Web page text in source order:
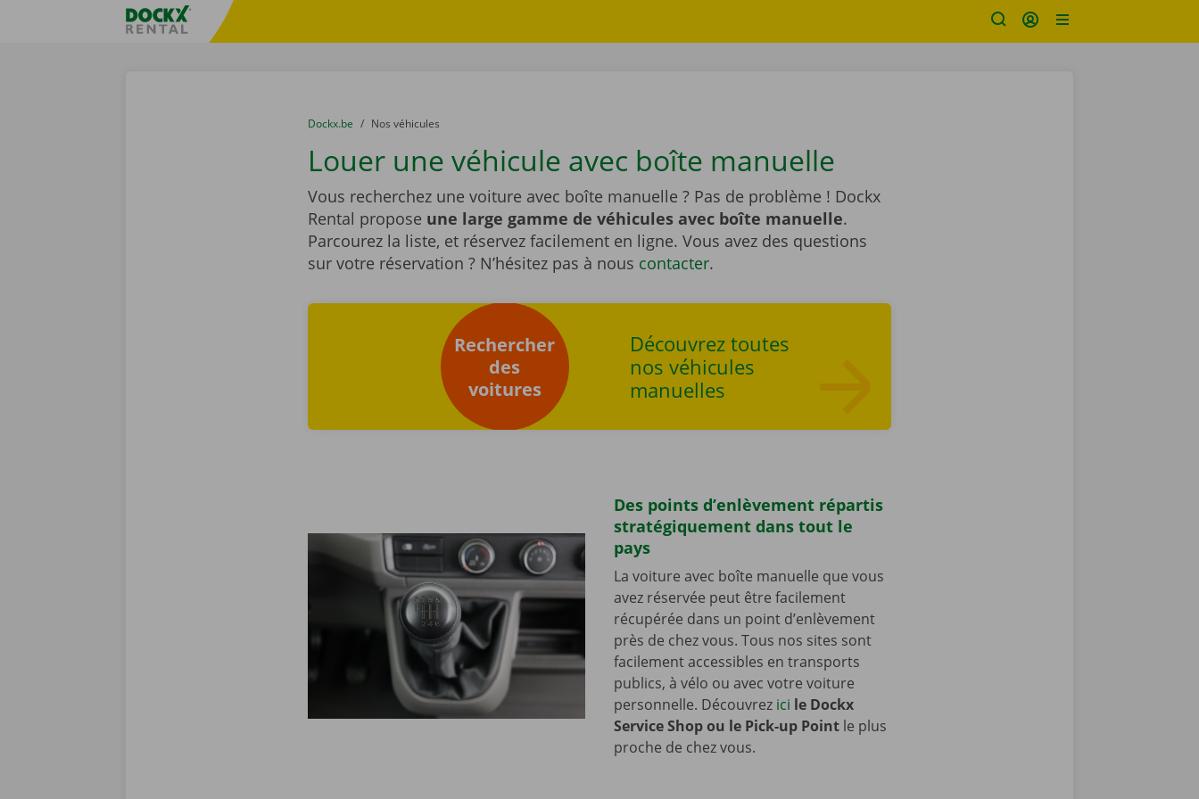
sitename
You are here:
du
Dockx.be to
Nos véhicules
Louer une véhicule avec boîte manuelle
Vous recherchez une voiture avec boîte manuelle ? Pas de problème ! Dockx
Rental propose une large gamme de véhicules avec boîte manuelle.
Parcourez la liste, et réservez facilement en ligne. Vous avez des questions
sur votre réservation ? N’hésitez pas à nous contacter.
Rechercher
des
voitures
Découvrez toutes
nos véhicules
manuelles
Des points d’enlèvement répartis
stratégiquement dans tout le
pays
La voiture avec boîte manuelle que vous
avez réservée peut être facilement
récupérée dans un point d’enlèvement
près de chez vous. Tous nos sites sont
facilement accessibles en transports
publics, à vélo ou avec votre voiture
personnelle. Découvrez ici le Dockx
Service Shop ou le Pick-up Pointle plus
proche de chez vous.